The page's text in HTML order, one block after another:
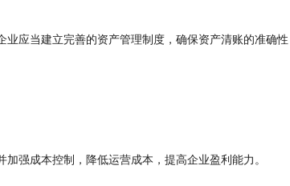
当建立完善的资产管理制度，确保资产清账的准确性
成本控制，降低运营成本，提高企业盈利能力。